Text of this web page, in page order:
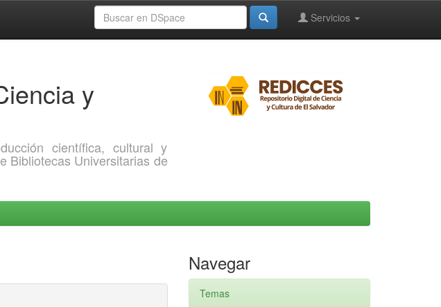
Servicios
y
científica, cultural y
Bibliotecas Universitarias de
Navegar
Temas